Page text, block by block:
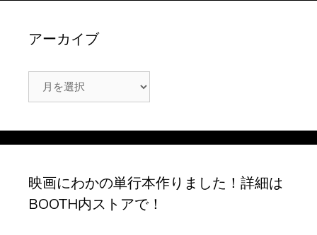
アーカイブ
ー
映画にわかの単行本作りました！詳細は
BOOTH内ストアで！